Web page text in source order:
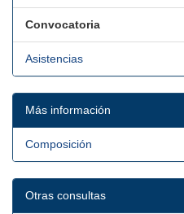
Convocatoria
Asistencias
Más información
Composición
Otras consultas